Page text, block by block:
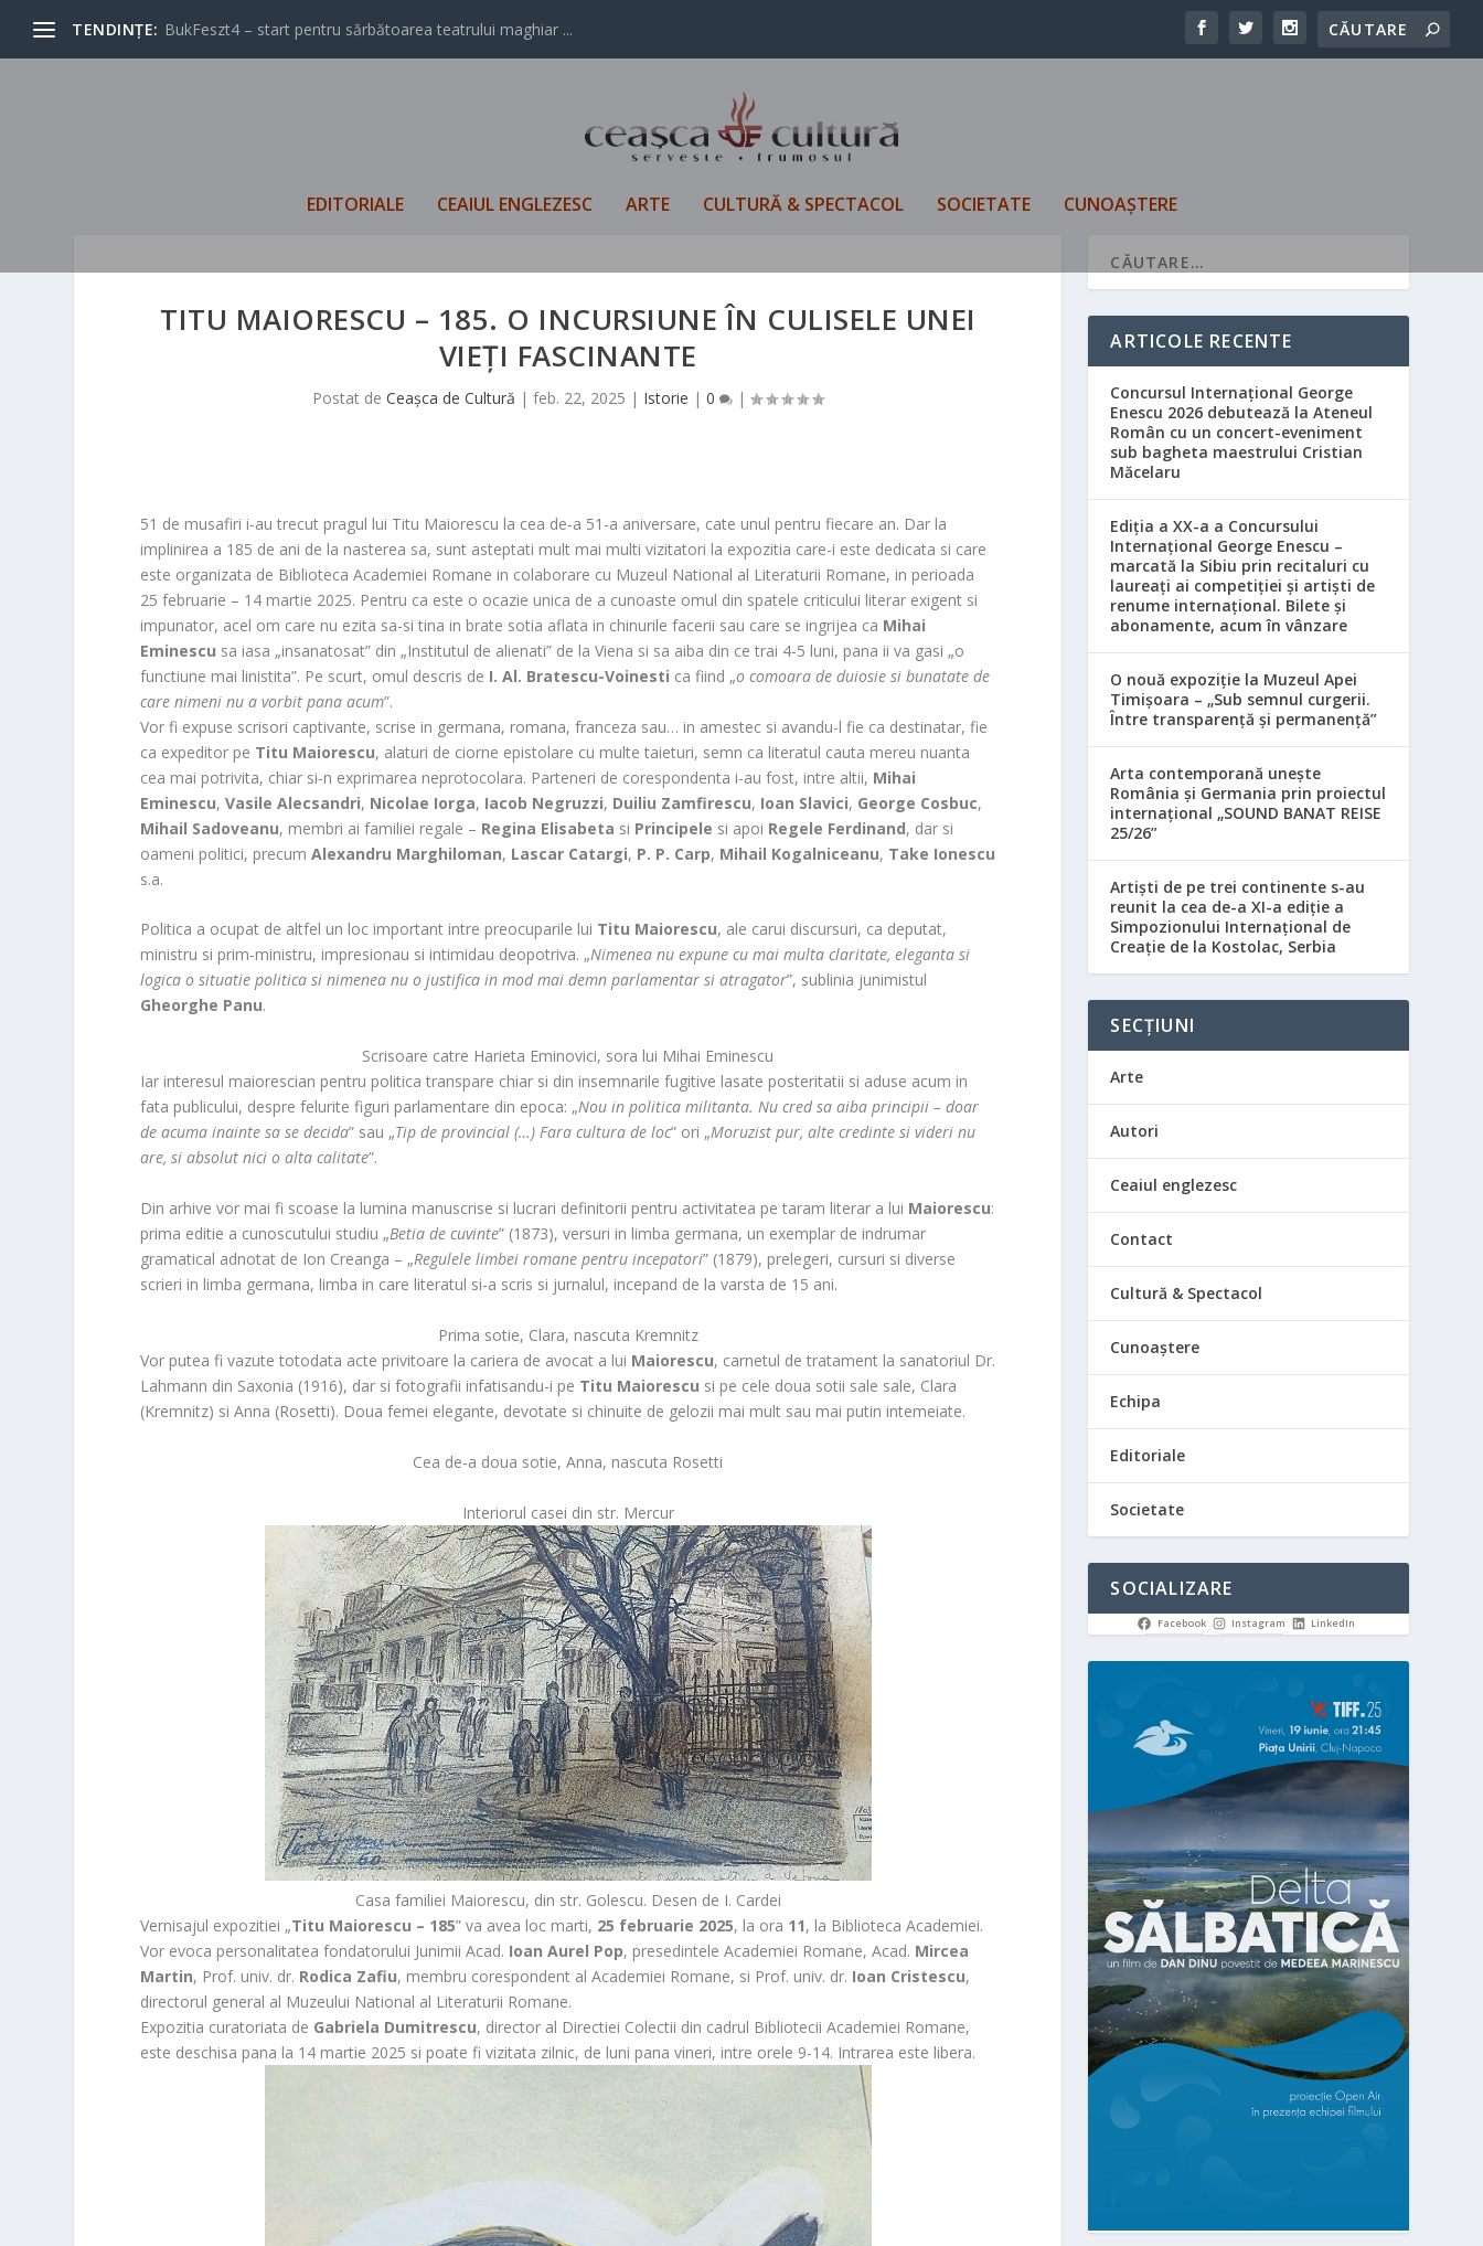
TENDINȚE: BukFeszt4 – start pentru sărbătoarea teatrului maghiar ...
EDITORIALE CEAIUL ENGLEZESC ARTE CULTURĂ & SPECTACOL SOCIETATE CUNOAȘTERE
TITU MAIORESCU – 185. O INCURSIUNE ÎN CULISELE UNEI
VIEȚI FASCINANTE
Postat deCeașca de Cultură |feb. 22, 2025 | Istorie |0 |
51 de musafiri i-au trecut pragul lui Titu Maiorescu la cea de-a 51-a aniversare, cate unul pentru fiecare an. Dar la
implinirea a 185 de ani de la nasterea sa, sunt asteptati mult mai multi vizitatori la expozitia care-i este dedicata si care
este organizata de Biblioteca Academiei Romane in colaborare cu Muzeul National al Literaturii Romane, in perioada
25 februarie – 14 martie 2025. Pentru ca este o ocazie unica de a cunoaste omul din spatele criticului literar exigent si
impunator, acel om care nu ezita sa-si tina in brate sotia aflata in chinurile facerii sau care se ingrijea ca Mihai
Eminescu sa iasa „insanatosat” din „Institutul de alienati” de la Viena si sa aiba din ce trai 4-5 luni, pana ii va gasi „o
functiune mai linistita”. Pe scurt, omul descris de I. Al. Bratescu-Voinesti ca fiind „o comoara de duiosie si bunatate de
care nimeni nu a vorbit pana acum”.
Vor fi expuse scrisori captivante, scrise in germana, romana, franceza sau… in amestec si avandu-l fie ca destinatar, fie
ca expeditor pe Titu Maiorescu, alaturi de ciorne epistolare cu multe taieturi, semn ca literatul cauta mereu nuanta
cea mai potrivita, chiar si-n exprimarea neprotocolara. Parteneri de corespondenta i-au fost, intre altii, Mihai
Eminescu,Vasile Alecsandri, Nicolae Iorga, Iacob Negruzzi, Duiliu Zamfirescu, Ioan Slavici, George Cosbuc,
Mihail Sadoveanu, membri ai familiei regale – Regina Elisabeta si Principele si apoi Regele Ferdinand, dar si
oameni politici, precumAlexandru Marghiloman, Lascar Catargi, P. P. Carp, Mihail Kogalniceanu, Take Ionescu
s.a.
Politica a ocupat de altfel un loc important intre preocuparile lui Titu Maiorescu, ale carui discursuri, ca deputat,
ministru si prim-ministru, impresionau si intimidau deopotriva. „Nimenea nu expune cu mai multa claritate, eleganta si
logica o situatie politica si nimenea nu o justifica in mod mai demn parlamentar si atragator”, sublinia junimistul
Gheorghe Panu.
Scrisoare catre Harieta Eminovici, sora lui Mihai Eminescu
Iar interesul maiorescian pentru politica transpare chiar si din insemnarile fugitive lasate posteritatii si aduse acum in
fata publicului, despre felurite figuri parlamentare din epoca: „Nou in politica militanta. Nu cred sa aiba principii – doar
de acuma inainte sa se decida” sau „Tip de provincial (…) Fara cultura de loc” ori „Moruzist pur, alte credinte si videri nu
are, si absolut nici o alta calitate”.
Din arhive vor mai fi scoase la lumina manuscrise si lucrari definitorii pentru activitatea pe taram literar a lui Maiorescu:
prima editie a cunoscutului studiu „Betia de cuvinte” (1873), versuri in limba germana, un exemplar de indrumar
gramatical adnotat de Ion Creanga – „Regulele limbei romane pentru incepatori” (1879), prelegeri, cursuri si diverse
scrieri in limba germana, limba in care literatul si-a scris si jurnalul, incepand de la varsta de 15 ani.
Prima sotie, Clara, nascuta Kremnitz
Vor putea fi vazute totodata acte privitoare la cariera de avocat a lui Maiorescu, carnetul de tratament la sanatoriul Dr.
Lahmann din Saxonia (1916), dar si fotografii infatisandu-i pe Titu Maiorescu si pe cele doua sotii sale sale, Clara
(Kremnitz) si Anna (Rosetti). Doua femei elegante, devotate si chinuite de gelozii mai mult sau mai putin intemeiate.
Cea de-a doua sotie, Anna, nascuta Rosetti
Interiorul casei din str. Mercur
Casa familiei Maiorescu, din str. Golescu. Desen de I. Cardei
Vernisajul expozitiei „Titu Maiorescu – 185” va avea loc marti, 25 februarie 2025, la ora 11, la Biblioteca Academiei.
Vor evoca personalitatea fondatorului Junimii Acad. Ioan Aurel Pop, presedintele Academiei Romane, Acad. Mircea
Martin, Prof. univ. dr. Rodica Zafiu, membru corespondent al Academiei Romane, si Prof. univ. dr. Ioan Cristescu,
directorul general al Muzeului National al Literaturii Romane.
Expozitia curatoriata de Gabriela Dumitrescu, director al Directiei Colectii din cadrul Bibliotecii Academiei Romane,
este deschisa pana la 14 martie 2025 si poate fi vizitata zilnic, de luni pana vineri, intre orele 9-14. Intrarea este libera.
ARTICOLE RECENTE
Concursul Internațional George
Enescu 2026 debutează la Ateneul
Român cu un concert-eveniment
sub bagheta maestrului Cristian
Măcelaru
Ediția a XX-a a Concursului
Internațional George Enescu –
marcată la Sibiu prin recitaluri cu
laureați ai competiției și artiști de
renume internațional. Bilete și
abonamente, acum în vânzare
O nouă expoziție la Muzeul Apei
Timișoara – „Sub semnul curgerii.
Între transparență și permanență”
Arta contemporană unește
România și Germania prin proiectul
internațional „SOUND BANAT REISE
25/26”
Artiști de pe trei continente s-au
reunit la cea de-a XI-a ediție a
Simpozionului Internațional de
Creație de la Kostolac, Serbia
SECȚIUNI
Arte
Autori
Ceaiul englezesc
Contact
Cultură & Spectacol
Cunoaștere
Echipa
Editoriale
Societate
SOCIALIZARE
Facebook Instagram LinkedIn